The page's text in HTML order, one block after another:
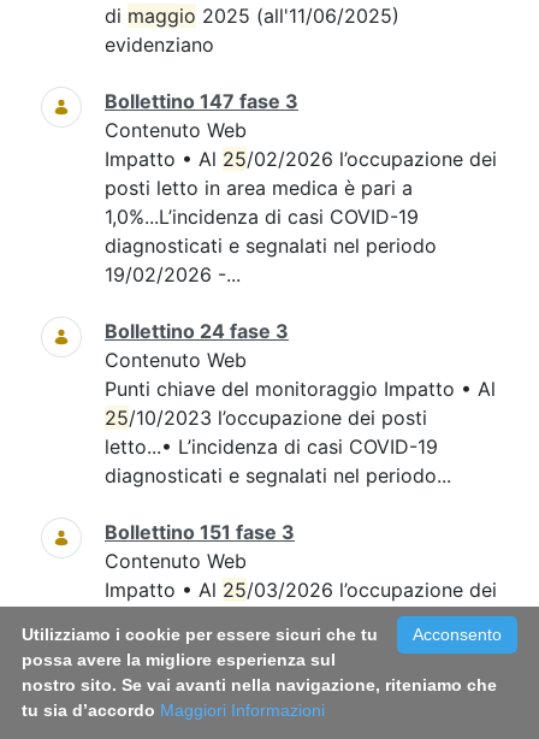
di maggio 2025 (all'11/06/2025)
evidenziano
Bollettino 147 fase 3
Contenuto Web
Impatto • Al 25/02/2026 l’occupazione dei
posti letto in area medica è pari a
1,0%...L’incidenza di casi COVID-19
diagnosticati e segnalati nel periodo
19/02/2026 -...
Bollettino 24 fase 3
Contenuto Web
Punti chiave del monitoraggio Impatto • Al
25/10/2023 l’occupazione dei posti
letto...• L’incidenza di casi COVID-19
diagnosticati e segnalati nel periodo...
Bollettino 151 fase 3
Contenuto Web
Impatto • Al 25/03/2026 l’occupazione dei
posti letto in area medica è pari a
0,6%...Diffusione • L’indice di
trasmissibilità (Rt) calcolato con dati al...
Acconsento
Utilizziamo i cookie per essere sicuri che tu
possa avere la migliore esperienza sul
nostro sito. Se vai avanti nella navigazione, riteniamo che
tu sia d’accordo Maggiori Informazioni